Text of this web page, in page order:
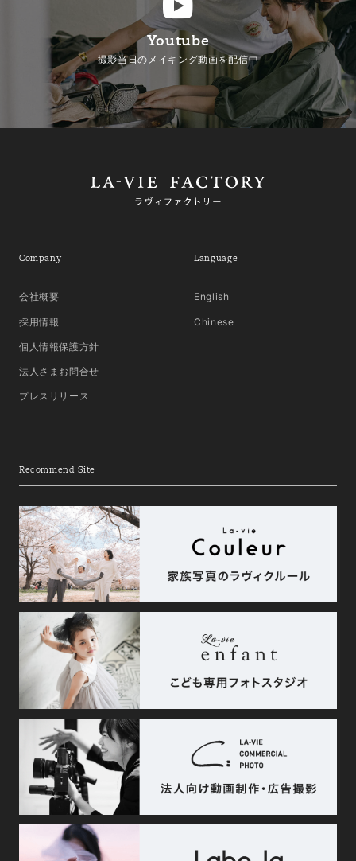
Youtube
撮影当日のメイキング動画を配信中
Company
会社概要
採用情報
個人情報保護方針
法人さまお問合せ
プレスリリース
Language
English
Chinese
Recommend Site